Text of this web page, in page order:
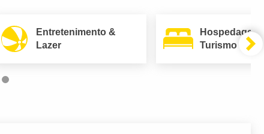
Entretenimento &
Lazer
Hospedagem
Turismo